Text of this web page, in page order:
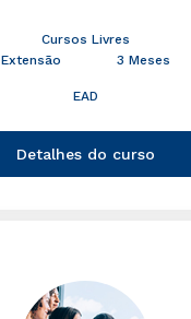
Cursos Livres
Extensão
3 Meses
EAD
Detalhes do curso